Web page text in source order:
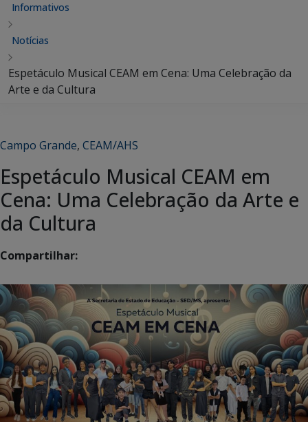
Informativos
Notícias
Espetáculo Musical CEAM em Cena: Uma Celebração da
Arte e da Cultura
Campo Grande, CEAM/AHS
Espetáculo Musical CEAM em
Cena: Uma Celebração da Arte e
da Cultura
Compartilhar: